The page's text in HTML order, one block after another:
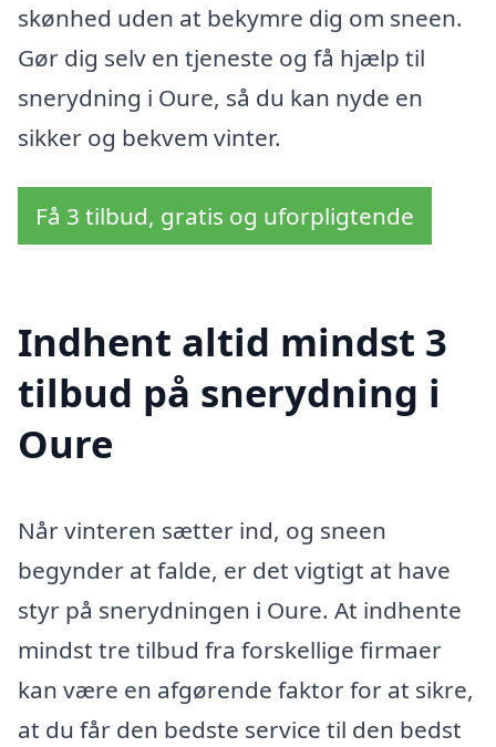
skønhed uden at bekymre dig om sneen.
Gør dig selv en tjeneste og få hjælp til
snerydning i Oure, så du kan nyde en
sikker og bekvem vinter.
Få 3 tilbud, gratis og uforpligtende
Indhent altid mindst 3
tilbud på snerydning i
Oure
Når vinteren sætter ind, og sneen
begynder at falde, er det vigtigt at have
styr på snerydningen i Oure. At indhente
mindst tre tilbud fra forskellige firmaer
kan være en afgørende faktor for at sikre,
at du får den bedste service til den bedst